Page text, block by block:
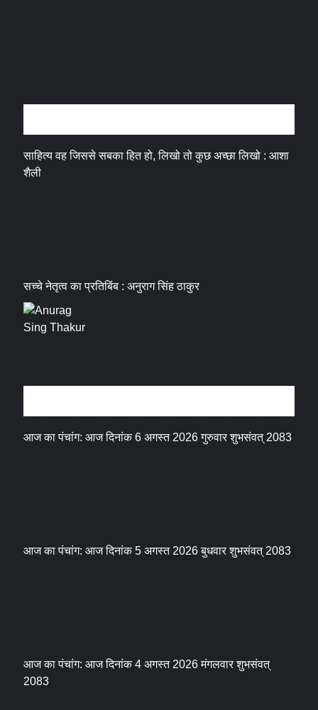
साहित्य वह जिससे सबका हित हो, लिखो तो कुछ अच्छा लिखो : आशा
शैली
सच्चे नेतृत्व का प्रतिबिंब : अनुराग सिंह ठाकुर
आज का पंचांग: आज दिनांक 6 अगस्त 2026 गुरुवार शुभसंवत् 2083
आज का पंचांग: आज दिनांक 5 अगस्त 2026 बुधवार शुभसंवत् 2083
आज का पंचांग: आज दिनांक 4 अगस्त 2026 मंगलवार शुभसंवत्
2083